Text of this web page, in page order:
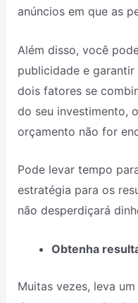
anúncios em que as
Além disso, você
publicidade e garantir
dois fatores se
do seu investimento,
orçamento não for
Pode levar tempo
estratégia para os
não desperdiçará
Obtenha
Muitas vezes, leva